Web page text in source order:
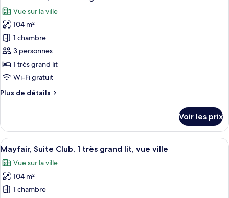
non-
fumeurs
Chambre
Club,
plusieurs
lits,
non-
fumeurs
toutes
les
photos
pour
ce
type
de
chambre :
Pacific
Lounge
Access
Vue sur la ville
104 m²
1 chambre
3 personnes
1 très grand lit
Wi-Fi gratuit
Plus de détails
Plus
le
type
de
chambre
Pacific
Suite,
Club
Lounge
Voir les prix
Afficher
toutes
les
photos
pour
Une chambre d’hôtel moderne,
12
Mayfair, Suite Club, 1 très grand lit, vue ville
Vue sur la ville
104 m²
1 chambre